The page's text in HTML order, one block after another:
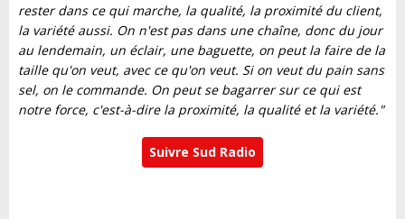
rester dans ce qui marche, la qualité, la proximité du client,
la variété aussi. On n'est pas dans une chaîne, donc du jour
au lendemain, un éclair, une baguette, on peut la faire de la
taille qu'on veut, avec ce qu'on veut. Si on veut du pain sans
sel, on le commande. On peut se bagarrer sur ce qui est
notre force, c'est-à-dire la proximité, la qualité et la variété."
Suivre Sud Radio